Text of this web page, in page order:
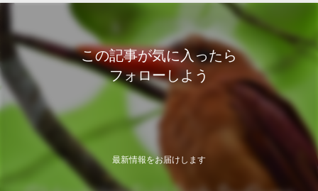
この記事が気に入ったら
フォローしよう
最新情報をお届けします